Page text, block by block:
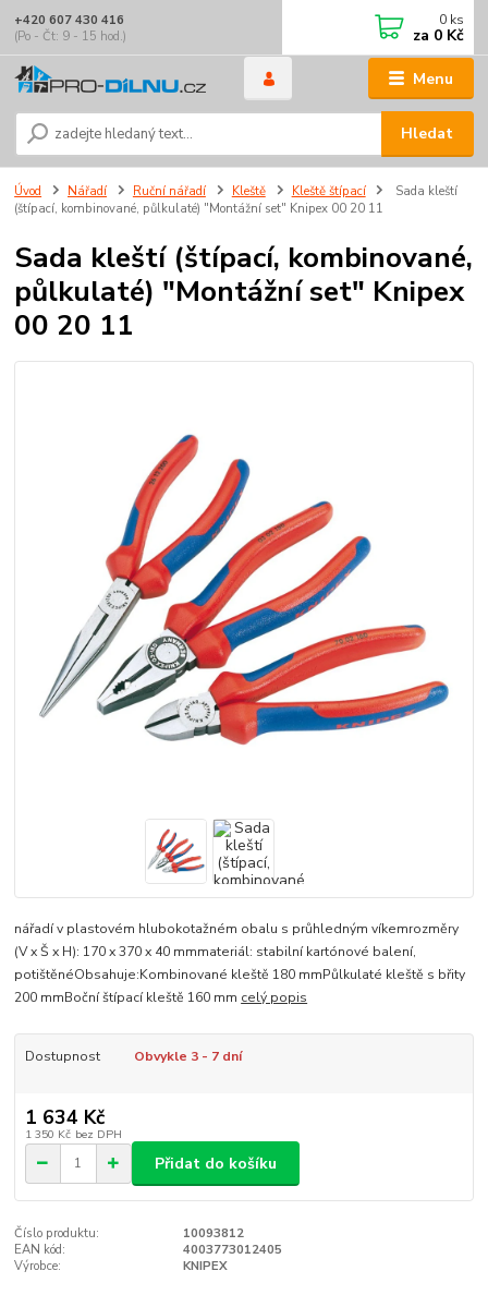
Menu
Hledat
+420 607 430 416
(Po - Čt: 9 - 15 hod.)
0 ks
za 0 Kč
Úvod Nářadí Ruční nářadí Kleště Kleště štípací
Sada kleští
(štípací, kombinované, půlkulaté) "Montážní set" Knipex 00 20 11
Sada kleští (štípací, kombinované,
půlkulaté) "Montážní set" Knipex
00 20 11
nářadí v plastovém hlubokotažném obalu s průhledným víkemrozměry
(V x Š x H): 170 x 370 x 40 mmmateriál: stabilní kartónové balení,
potištěnéObsahuje:Kombinované kleště 180 mmPůlkulaté kleště s břity
200 mmBoční štípací kleště 160 mm celý popis
Dostupnost Obvykle 3 - 7 dní
1 634 Kč
1 350 Kč bez DPH
Přidat do košíku
Číslo produktu:
10093812
EAN kód:
4003773012405
Výrobce:
KNIPEX